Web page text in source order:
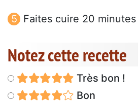
Faites cuire 20 minutes
Notez cette recette
Très bon !
Bon